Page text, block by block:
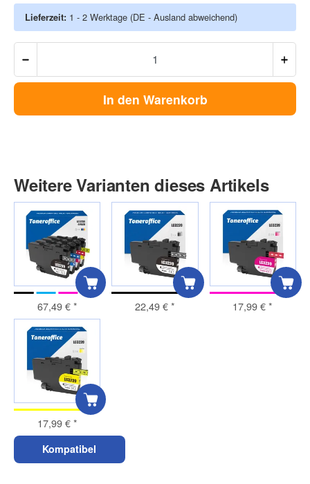
Lieferzeit: 1 - 2 Werktage (DE - Ausland abweichend)
In den Warenkorb
Weitere Varianten dieses Artikels
67,49 €* 22,49 €* 17,99 €*
17,99 €*
Kompatibel